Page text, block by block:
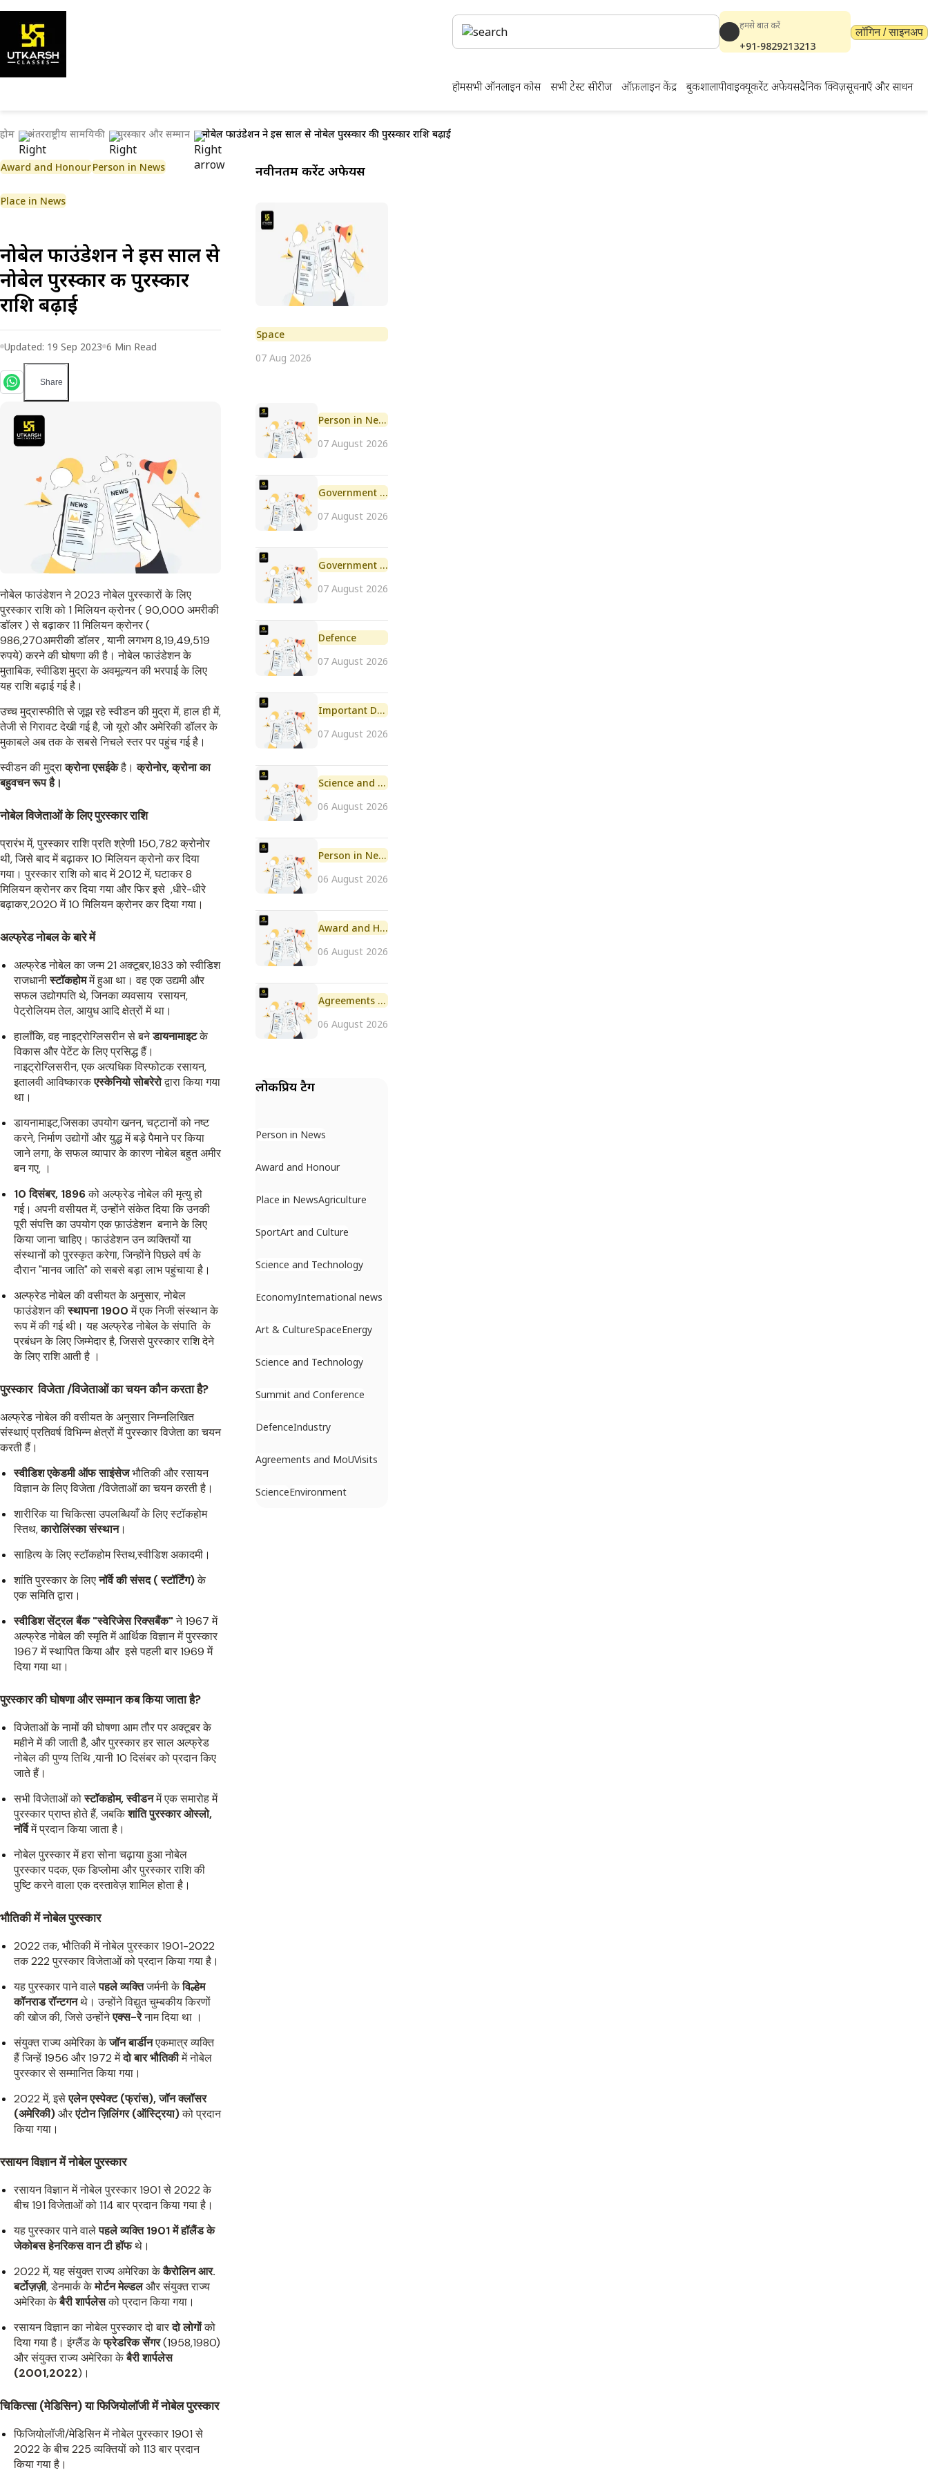
हमसे बात करें
+91-9829213213
लॉगिन / साइनअप
होमसभी ऑनलाइन कोर्स सभी टेस्ट सीरीज ऑफ़लाइन केंद्र बुकशालापीवाईक्यूकरेंट अफेयर्सदैनिक क्विज़सूचनाएँ और साधन
होम अंतरराष्ट्रीय सामयिकी पुरस्कार और सम्मान नोबेल फाउंडेशन ने इस साल से नोबेल पुरस्कार की पुरस्कार राशि बढ़ाई
Award and HonourPerson in News
Place in News
नोबेल फाउंडेशन ने इस साल से
नोबेल पुरस्कार की पुरस्कार
राशि बढ़ाई
Updated: 19 Sep 2023 6 Min Read
Share
नोबेल फाउंडेशन ने 2023 नोबेल पुरस्कारों के लिए
पुरस्कार राशि को 1 मिलियन क्रोनर ( 90,000 अमरीकी
डॉलर ) से बढ़ाकर 11 मिलियन क्रोनर (
986,270अमरीकी डॉलर , यानी लगभग 8,19,49,519
रुपये) करने की घोषणा की है। नोबेल फाउंडेशन के
मुताबिक, स्वीडिश मुद्रा के अवमूल्यन की भरपाई के लिए
यह राशि बढ़ाई गई है।
उच्च मुद्रास्फीति से जूझ रहे स्वीडन की मुद्रा में, हाल ही में,
तेजी से गिरावट देखी गई है, जो यूरो और अमेरिकी डॉलर के
मुकाबले अब तक के सबसे निचले स्तर पर पहुंच गई है।
स्वीडन की मुद्राक्रोना एसईकेहै।क्रोनोर, क्रोना का
बहुवचन रूप है।
नोबेल विजेताओं के लिए पुरस्कार राशि
प्रारंभ में, पुरस्कार राशि प्रति श्रेणी 150,782 क्रोनोर
थी, जिसे बाद में बढ़ाकर 10 मिलियन क्रोनो कर दिया
गया। पुरस्कार राशि को बाद में 2012 में, घटाकर 8
मिलियन क्रोनर कर दिया गया और फिर इसे ,धीरे-धीरे
बढ़ाकर,2020 में 10 मिलियन क्रोनर कर दिया गया।
अल्फ्रेड नोबल के बारे में
अल्फ्रेड नोबेल का जन्म 21 अक्टूबर,1833 को स्वीडिश
राजधानीस्टॉकहोममें हुआ था। वह एक उद्यमी और
सफल उद्योगपति थे, जिनका व्यवसाय रसायन,
पेट्रोलियम तेल, आयुध आदि क्षेत्रों में था।
हालाँकि, वह नाइट्रोग्लिसरीन से बनेडायनामाइटके
विकास और पेटेंट के लिए प्रसिद्ध हैं।
नाइट्रोग्लिसरीन, एक अत्यधिक विस्फोटक रसायन,
इतालवी आविष्कारकएस्केनियो सोबरेरोद्वारा किया गया
था।
डायनामाइट,जिसका उपयोग खनन, चट्टानों को नष्ट
करने, निर्माण उद्योगों और युद्ध में बड़े पैमाने पर किया
जाने लगा, के सफल व्यापार के कारण नोबेल बहुत अमीर
बन गए, ।
10 दिसंबर, 1896को अल्फ्रेड नोबेल की मृत्यु हो
गई। अपनी वसीयत में, उन्होंने संकेत दिया कि उनकी
पूरी संपत्ति का उपयोग एक फ़ाउंडेशन बनाने के लिए
किया जाना चाहिए। फाउंडेशन उन व्यक्तियों या
संस्थानों को पुरस्कृत करेगा, जिन्होंने पिछले वर्ष के
दौरान "मानव जाति" को सबसे बड़ा लाभ पहुंचाया है।
अल्फ्रेड नोबेल की वसीयत के अनुसार, नोबेल
फाउंडेशन कीस्थापना 1900में एक निजी संस्थान के
रूप में की गई थी। यह अल्फ्रेड नोबेल के संपाति के
प्रबंधन के लिए जिम्मेदार है, जिससे पुरस्कार राशि देने
के लिए राशि आती है ।
पुरस्कार विजेता /विजेताओं का चयन कौन करता है?
अल्फ्रेड नोबेल की वसीयत के अनुसार निम्नलिखित
संस्थाएं प्रतिवर्ष विभिन्न क्षेत्रों में पुरस्कार विजेता का चयन
करती हैं।
स्वीडिश एकेडमी ऑफ साइंसेजभौतिकी और रसायन
विज्ञान के लिए विजेता /विजेताओं का चयन करती है।
शारीरिक या चिकित्सा उपलब्धियाँ के लिए स्टॉकहोम
स्तिथ,कारोलिंस्का संस्थान।
साहित्य के लिए स्टॉकहोम स्तिथ,स्वीडिश अकादमी।
शांति पुरस्कार के लिएनॉर्वे की संसद ( स्टॉर्टिंग)के
एक समिति द्वारा।
स्वीडिश सेंट्रल बैंक "स्वेरिजेस रिक्सबैंक"ने 1967 में
अल्फ्रेड नोबेल की स्मृति में आर्थिक विज्ञान में पुरस्कार
1967 में स्थापित किया और इसे पहली बार 1969 में
दिया गया था।
पुरस्कार की घोषणा और सम्मान कब किया जाता है?
विजेताओं के नामों की घोषणा आम तौर पर अक्टूबर के
महीने में की जाती है, और पुरस्कार हर साल अल्फ्रेड
नोबेल की पुण्य तिथि ,यानी 10 दिसंबर को प्रदान किए
जाते हैं।
सभी विजेताओं कोस्टॉकहोम, स्वीडनमें एक समारोह में
पुरस्कार प्राप्त होते हैं, जबकिशांति पुरस्कार ओस्लो,
नॉर्वेमें प्रदान किया जाता है।
नोबेल पुरस्कार में हरा सोना चढ़ाया हुआ नोबेल
पुरस्कार पदक, एक डिप्लोमा और पुरस्कार राशि की
पुष्टि करने वाला एक दस्तावेज़ शामिल होता है।
भौतिकी में नोबेल पुरस्कार
2022 तक, भौतिकी में नोबेल पुरस्कार 1901-2022
तक 222 पुरस्कार विजेताओं को प्रदान किया गया है।
यह पुरस्कार पाने वालेपहले व्यक्तिजर्मनी केविल्हेम
कॉनराड रॉन्टगनथे। उन्होंने विद्युत चुम्बकीय किरणों
की खोज की, जिसे उन्होंनेएक्स-रेनाम दिया था ।
संयुक्त राज्य अमेरिका केजॉन बार्डीनएकमात्र व्यक्ति
हैं जिन्हें 1956 और 1972 मेंदो बार भौतिकीमें नोबेल
पुरस्कार से सम्मानित किया गया।
2022 में, इसेएलेन एस्पेक्ट (फ्रांस), जॉन क्लॉसर
(अमेरिकी)औरएंटोन ज़िलिंगर (ऑस्ट्रिया)को प्रदान
किया गया।
रसायन विज्ञान में नोबेल पुरस्कार
रसायन विज्ञान में नोबेल पुरस्कार 1901 से 2022 के
बीच 191 विजेताओं को 114 बार प्रदान किया गया है।
यह पुरस्कार पाने वालेपहले व्यक्ति 1901 में हॉलैंड के
जेकोबस हेनरिकस वान टी हॉफथे।
2022 में, यह संयुक्त राज्य अमेरिका केकैरोलिन आर.
बर्टोज़ज़ी, डेनमार्क केमोर्टन मेल्डलऔर संयुक्त राज्य
अमेरिका केबैरी शार्पलेसको प्रदान किया गया।
रसायन विज्ञान का नोबेल पुरस्कार दो बारदो लोगोंको
दिया गया है। इंग्लैंड केफ्रेडरिक सेंगर(1958,1980)
और संयुक्त राज्य अमेरिका केबैरी शार्पलेस
(2001,2022)।
चिकित्सा (मेडिसिन) या फिजियोलॉजी में नोबेल पुरस्कार
फिजियोलॉजी/मेडिसिन में नोबेल पुरस्कार 1901 से
2022 के बीच 225 व्यक्तियों को 113 बार प्रदान
किया गया है।
नवीनतम करेंट अफेयर्स
Space
07 Aug 2026
Person in News
07 August 2026
Government Initiative
07 August 2026
Government Scheme
07 August 2026
Defence
07 August 2026
Important Day
07 August 2026
Science and Technology
06 August 2026
Person in News
06 August 2026
Award and Honour
06 August 2026
Agreements and MoU
06 August 2026
लोकप्रिय टैग
Person in News
Award and Honour
Place in NewsAgriculture
SportArt and Culture
Science and Technology
EconomyInternational news
Art & CultureSpaceEnergy
Science and Technology
Summit and Conference
DefenceIndustry
Agreements and MoUVisits
ScienceEnvironment